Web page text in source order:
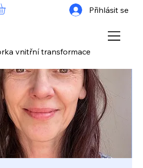
vnitřní transformace
Přihlásit se